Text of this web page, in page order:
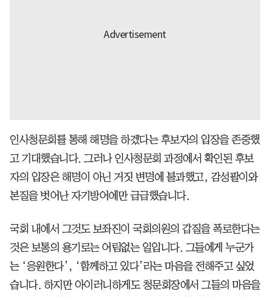
인사청문회를 통해 해명을 하겠다는 후보자의 입장을 존중했
고 기대했습니다. 그러나 인사청문회 과정에서 확인된 후보
자의 입장은 해명이 아닌 거짓 변명에 불과했고, 감성팔이와
본질을 벗어난 자기방어에만 급급했습니다.
국회 내에서 그것도 보좌진이 국회의원의 갑질을 폭로한다는
것은 보통의 용기로는 어림없는 일입니다. 그들에게 누군가
는 ‘응원한다’, ‘함께하고 있다’라는 마음을 전해주고 싶었
습니다. 하지만 아이러니하게도 청문회장에서 그들의 마음을